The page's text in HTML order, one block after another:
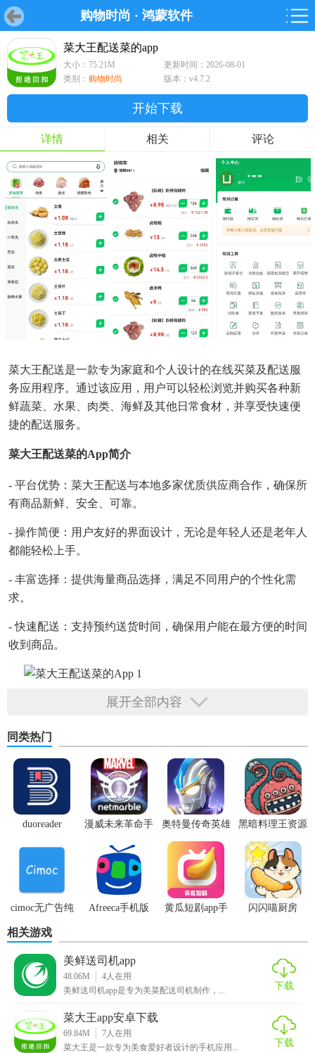
购物时尚 · 鸿蒙软件
首页 游戏 软件
首页 游戏 软件 鸿蒙
游戏
鸿蒙
软件
专题
菜大王配送菜的app
大小：75.21M
更新时间：2026-08-01
类别： 购物时尚 版本：v4.7.2
开始下载
详情 相关 评论
菜大王配送是一款专为家庭和个人设计的在线买菜及配送服
务应用程序。通过该应用，用户可以轻松浏览并购买各种新
鲜蔬菜、水果、肉类、海鲜及其他日常食材，并享受快速便
捷的配送服务。
菜大王配送菜的app简介
- 平台优势：菜大王配送与本地多家优质供应商合作，确保所
有商品新鲜、安全、可靠。
- 操作简便：用户友好的界面设计，无论是年轻人还是老年人
都能轻松上手。
- 丰富选择：提供海量商品选择，满足不同用户的个性化需
求。
- 快速配送：支持预约送货时间，确保用户能在最方便的时间
收到商品。
菜大王配送菜的app功能
1. 商品搜索与筛选：用户可根据关键词、类别、价格等条件
2. 购物车功能：将选中的商品加入购物车，方便统一管理和
结算。
3. 订单管理：查看订单详情、修改订单、取消订单等。
4. 支付功能：支持多种支付方式，包括微信支付、支付宝
等。
5. 账户管理：注册、登录、个人信息管理、账户余额查看及
6. 优惠活动：定期推出各种优惠活动和优惠券，让用户享受
更多实惠。
菜大王配送菜的app亮点
1. 新鲜保证：所有商品均来自优质供应商，确保食材新鲜。
展开全部内容
同类热门
duoreader
漫威未来革命手
奥特曼传奇英雄
体验服
黑暗料理王资源
无限
cimoc无广告纯
净版
Afreeca手机版
黄瓜短剧app手
闪闪喵厨房
相关游戏
美鲜送司机app
48.06M 4人在用
美鲜送司机app是专为美菜配送司机制作，...
下载
菜大王app安卓下载
69.84M 7人在用
菜大王是一款专为美食爱好者设计的手机应用...
下载